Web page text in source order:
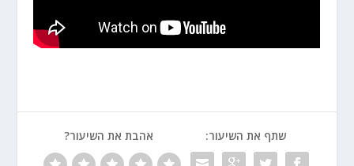
שתף את השיעור: אהבת את השיעור?